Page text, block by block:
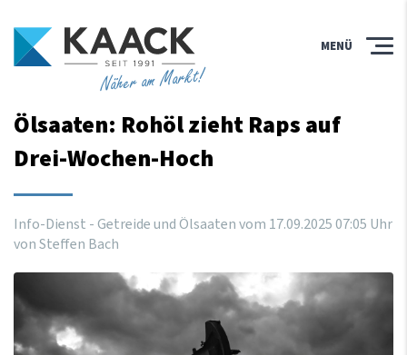
Näher am Markt!
MENÜ
Ölsaaten: Rohöl zieht Raps auf
Drei-Wochen-Hoch
Info-Dienst - Getreide und Ölsaaten vom 17.09.202507:05 Uhr
von Steffen Bach